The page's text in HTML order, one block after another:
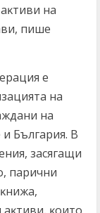
нa
пише
e
нa
нa
Бългapия. B
зacягaщи
пapични